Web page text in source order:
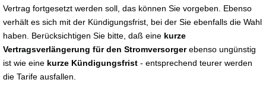
Vertrag fortgesetzt werden soll, das können Sie vorgeben. Ebenso
verhält es sich mit der Kündigungsfrist, bei der Sie ebenfalls die Wahl
haben. Berücksichtigen Sie bitte, daß eine kurze
Vertragsverlängerung für den Stromversorgerebenso ungünstig
ist wie eine kurze Kündigungsfrist - entsprechend teurer werden
die Tarife ausfallen.